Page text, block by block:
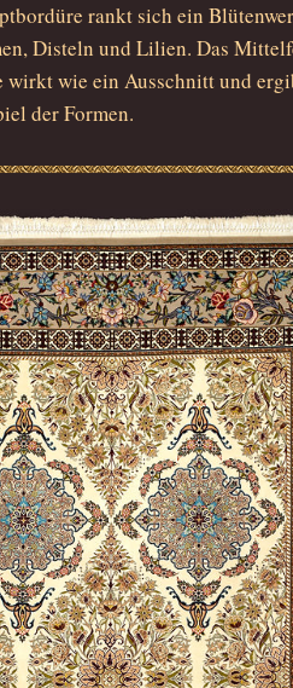
rankt sich ein
Disteln und Lilien. Das
wirkt wie ein Ausschnitt und
der Formen.